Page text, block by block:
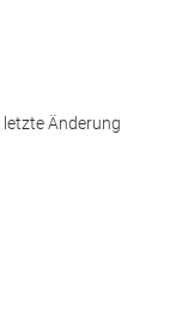
letzte Änderung